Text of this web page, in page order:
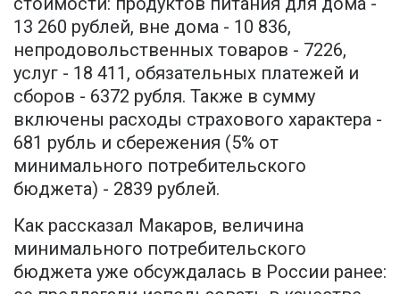
13 260 рублей, вне дома - 10 836,
непродовольственных товаров - 7226,
услуг - 18 411, обязательных платежей и
сборов - 6372 рубля. Также в сумму
включены расходы страхового характера -
681 рубль и сбережения (5% от
минимального потребительского
бюджета) - 2839 рублей.
Как рассказал Макаров, величина
минимального потребительского
бюджета уже обсуждалась в России ранее: